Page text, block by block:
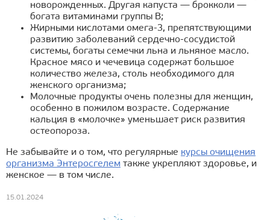
новорожденных. Другая капуста — брокколи —
богата витаминами группы В;
Жирными кислотами омега-3, препятствующими
развитию заболеваний сердечно-сосудистой
системы, богаты семечки льна и льняное масло.
Красное мясо и чечевица содержат большое
количество железа, столь необходимого для
женского организма;
Молочные продукты очень полезны для женщин,
особенно в пожилом возрасте. Содержание
кальция в «молочке» уменьшает риск развития
остеопороза.
Не забывайте и о том, что регулярные курсы очищения
организма Энтеросгелем также укрепляют здоровье, и
женское — в том числе.
15.01.2024